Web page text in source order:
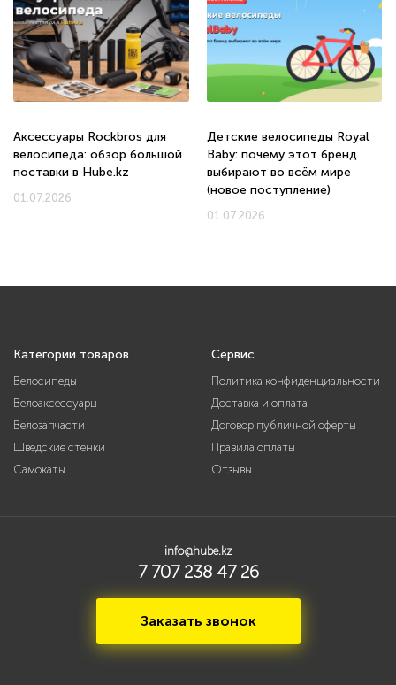
Аксессуары Rockbros для
велосипеда: обзор большой
поставки в Hube.kz
01.07.2026
Детские велосипеды Royal
Baby: почему этот бренд
выбирают во всём мире
(новое поступление)
01.07.2026
Категории товаров
Велосипеды
Велоаксессуары
Велозапчасти
Шведские стенки
Самокаты
Сервис
Политика конфиденциальности
Доставка и оплата
Договор публичной оферты
Правила оплаты
Отзывы
info@hube.kz
7 707 238 47 26
Заказать звонок